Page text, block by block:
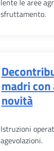
lente le aree
sfruttamento.
madri
novità
Istruzioni
agevolazioni.